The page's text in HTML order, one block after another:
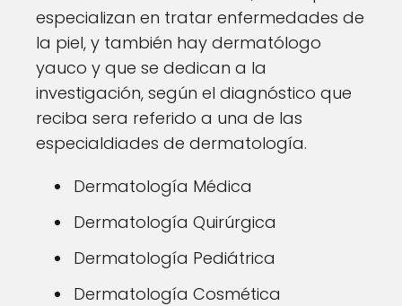
especializan en tratar enfermedades de
la piel, y también hay dermatólogo
yauco y que se dedican a la
investigación, según el diagnóstico que
reciba sera referido a una de las
especialdiades de dermatología.
Dermatología Médica
Dermatología Quirúrgica
Dermatología Pediátrica
Dermatología Cosmética